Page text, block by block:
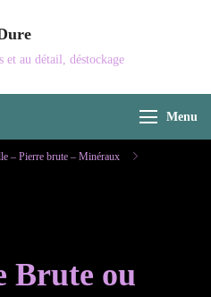
et au détail, déstockage
Menu
– Pierre brute – Minéraux
Brute ou